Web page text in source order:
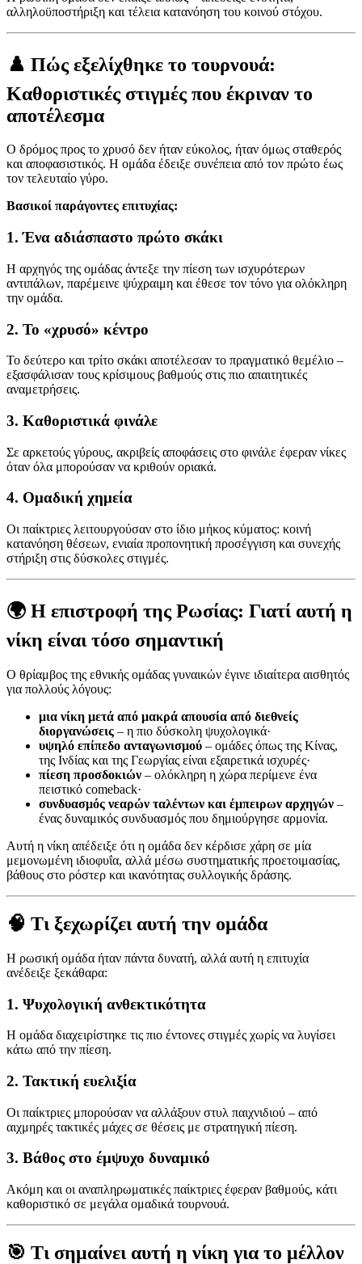
αλληλοϋποστήριξη και τέλεια κατανόηση του κοινού στόχου.
♟️ Πώς εξελίχθηκε το τουρνουά:
Καθοριστικές στιγμές που έκριναν το
αποτέλεσμα
Ο δρόμος προς το χρυσό δεν ήταν εύκολος, ήταν όμως σταθερός
και αποφασιστικός. Η ομάδα έδειξε συνέπεια από τον πρώτο έως
τον τελευταίο γύρο.
Βασικοί παράγοντες επιτυχίας:
1. Ένα αδιάσπαστο πρώτο σκάκι
Η αρχηγός της ομάδας άντεξε την πίεση των ισχυρότερων
αντιπάλων, παρέμεινε ψύχραιμη και έθεσε τον τόνο για ολόκληρη
την ομάδα.
2. Το «χρυσό» κέντρο
Το δεύτερο και τρίτο σκάκι αποτέλεσαν το πραγματικό θεμέλιο –
εξασφάλισαν τους κρίσιμους βαθμούς στις πιο απαιτητικές
αναμετρήσεις.
3. Καθοριστικά φινάλε
Σε αρκετούς γύρους, ακριβείς αποφάσεις στο φινάλε έφεραν νίκες
όταν όλα μπορούσαν να κριθούν οριακά.
4. Ομαδική χημεία
Οι παίκτριες λειτουργούσαν στο ίδιο μήκος κύματος: κοινή
κατανόηση θέσεων, ενιαία προπονητική προσέγγιση και συνεχής
στήριξη στις δύσκολες στιγμές.
🌍 Η επιστροφή της Ρωσίας: Γιατί αυτή η
νίκη είναι τόσο σημαντική
Ο θρίαμβος της εθνικής ομάδας γυναικών έγινε ιδιαίτερα αισθητός
για πολλούς λόγους:
μια νίκη μετά από μακρά απουσία από διεθνείς
διοργανώσεις – η πιο δύσκολη ψυχολογικά·
υψηλό επίπεδο ανταγωνισμού – ομάδες όπως της Κίνας,
της Ινδίας και της Γεωργίας είναι εξαιρετικά ισχυρές·
πίεση προσδοκιών – ολόκληρη η χώρα περίμενε ένα
πειστικό comeback·
συνδυασμός νεαρών ταλέντων και έμπειρων αρχηγών –
ένας δυναμικός συνδυασμός που δημιούργησε αρμονία.
Αυτή η νίκη απέδειξε ότι η ομάδα δεν κέρδισε χάρη σε μία
μεμονωμένη ιδιοφυΐα, αλλά μέσω συστηματικής προετοιμασίας,
βάθους στο ρόστερ και ικανότητας συλλογικής δράσης.
🧠 Τι ξεχωρίζει αυτή την ομάδα
Η ρωσική ομάδα ήταν πάντα δυνατή, αλλά αυτή η επιτυχία
ανέδειξε ξεκάθαρα:
1. Ψυχολογική ανθεκτικότητα
Η ομάδα διαχειρίστηκε τις πιο έντονες στιγμές χωρίς να λυγίσει
κάτω από την πίεση.
2. Τακτική ευελιξία
Οι παίκτριες μπορούσαν να αλλάξουν στυλ παιχνιδιού – από
αιχμηρές τακτικές μάχες σε θέσεις με στρατηγική πίεση.
3. Βάθος στο έμψυχο δυναμικό
Ακόμη και οι αναπληρωματικές παίκτριες έφεραν βαθμούς, κάτι
καθοριστικό σε μεγάλα ομαδικά τουρνουά.
🎯 Τι σημαίνει αυτή η νίκη για το μέλλον